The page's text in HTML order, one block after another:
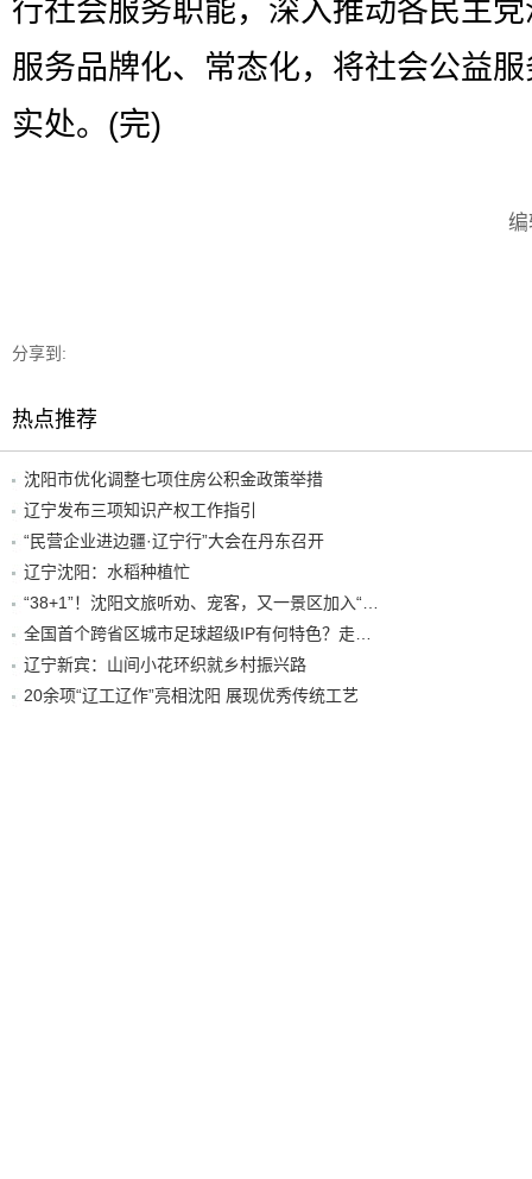
行社会服务职能，深入推动各民主
服务品牌化、常态化，将社会公益
实处。(完)
分享到:
热点推荐
沈阳市优化调整七项住房公积金政策举措
辽宁发布三项知识产权工作指引
“民营企业进边疆·辽宁行”大会在丹东召开
辽宁沈阳：水稻种植忙
辽宁新宾：山间小花环织就乡村振兴路
20余项“辽工辽作”亮相沈阳 展现优秀传统工艺